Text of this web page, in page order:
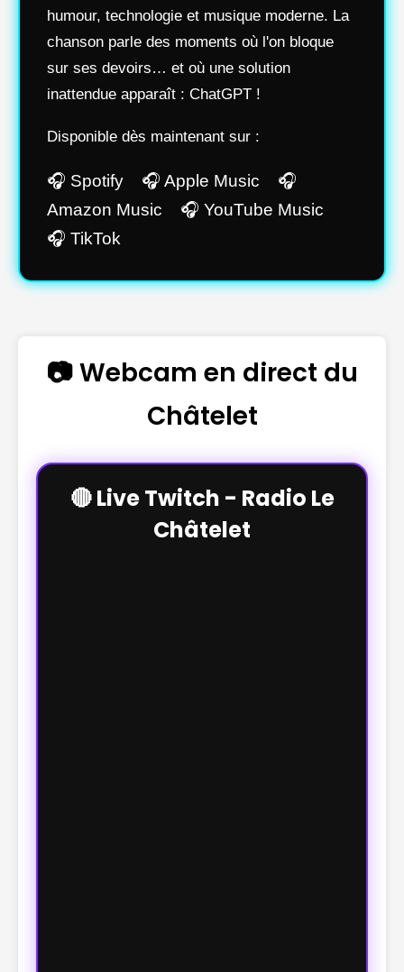
humour, technologie et musique moderne. La
chanson parle des moments où l'on bloque
sur ses devoirs… et où une solution
inattendue apparaît : ChatGPT !
Disponible dès maintenant sur :
🎧 Spotify 🎧 Apple Music 🎧
Amazon Music 🎧 YouTube Music
🎧 TikTok
📷 Webcam en direct du
Châtelet
🔴 Live Twitch - Radio Le
Châtelet